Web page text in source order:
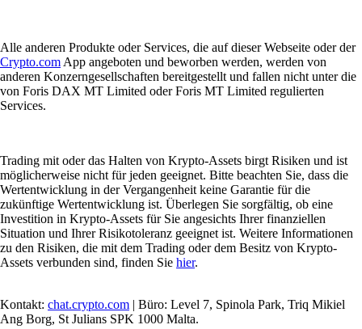
Alle anderen Produkte oder Services, die auf dieser Webseite oder der
Crypto.com App angeboten und beworben werden, werden von
anderen Konzerngesellschaften bereitgestellt und fallen nicht unter die
von Foris DAX MT Limited oder Foris MT Limited regulierten
Services.
Trading mit oder das Halten von Krypto-Assets birgt Risiken und ist
möglicherweise nicht für jeden geeignet. Bitte beachten Sie, dass die
Wertentwicklung in der Vergangenheit keine Garantie für die
zukünftige Wertentwicklung ist. Überlegen Sie sorgfältig, ob eine
Investition in Krypto-Assets für Sie angesichts Ihrer finanziellen
Situation und Ihrer Risikotoleranz geeignet ist. Weitere Informationen
zu den Risiken, die mit dem Trading oder dem Besitz von Krypto-
Assets verbunden sind, finden Sie hier.
Kontakt: chat.crypto.com | Büro: Level 7, Spinola Park, Triq Mikiel
Ang Borg, St Julians SPK 1000 Malta.